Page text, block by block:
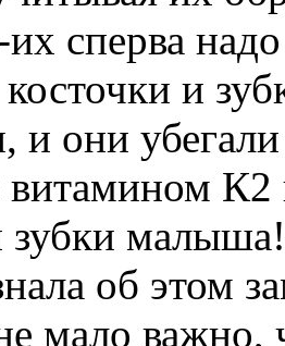
сперва
и
и они
К2
зубки
об этом
мало важно,